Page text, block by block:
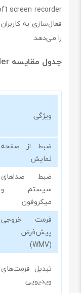
فعال‌سازی به
را می‌دهد.
جدول مقایسه apowersoft screen recorder
ویژگی
ضبط از صفحه
نمایش
ضبط صداهای
سیستم و
میکروفون
فرمت خروجی
پیش‌فرض
(WMV)
تبدیل فرمت‌های
ویدیویی